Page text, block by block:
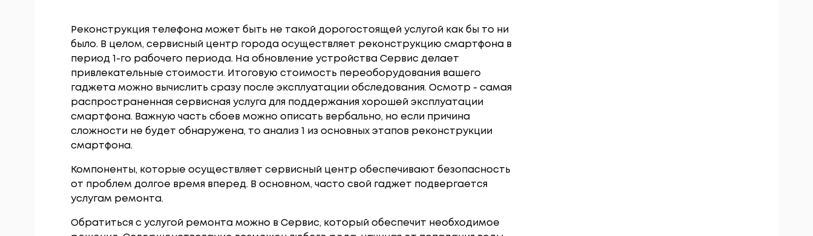
Реконструкция телефона может быть не такой дорогостоящей услугой как бы то ни
было. В целом, сервисный центр города осуществляет реконструкцию смартфона в
период 1-го рабочего периода. На обновление устройства Сервис делает
привлекательные стоимости. Итоговую стоимость переоборудования вашего
гаджета можно вычислить сразу после эксплуатации обследования. Осмотр - самая
распространенная сервисная услуга для поддержания хорошей эксплуатации
смартфона. Важную часть сбоев можно описать вербально, но если причина
сложности не будет обнаружена, то анализ 1 из основных этапов реконструкции
смартфона.
Компоненты, которые осуществляет сервисный центр обеспечивают безопасность
от проблем долгое время вперед. В основном, часто свой гаджет подвергается
услугам ремонта.
Обратиться с услугой ремонта можно в Сервис, который обеспечит необходимое